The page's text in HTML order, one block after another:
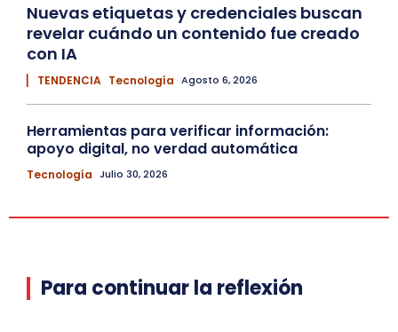
Nuevas etiquetas y credenciales buscan
revelar cuándo un contenido fue creado
con IA
▏ TENDENCIA Tecnología Agosto 6, 2026
Herramientas para verificar información:
apoyo digital, no verdad automática
Tecnología Julio 30, 2026
Para continuar la reflexión